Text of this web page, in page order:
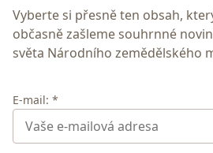
Vyberte si přesně ten obsah,
občasně zašleme souhrnné
světa Národního zemědělského
E-mail: *